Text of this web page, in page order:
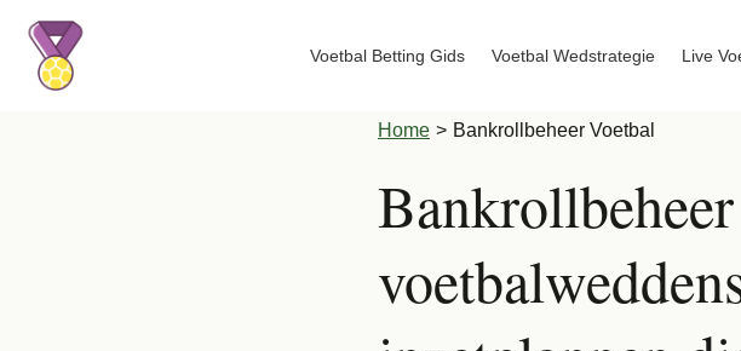
Voetbal Betting Gids Voetbal Wedstrategie Live
Home > Bankrollbeheer Voetbal